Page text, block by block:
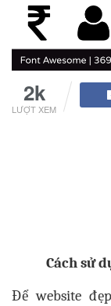
2k
LƯỢT XEM
Cách sử
Để website